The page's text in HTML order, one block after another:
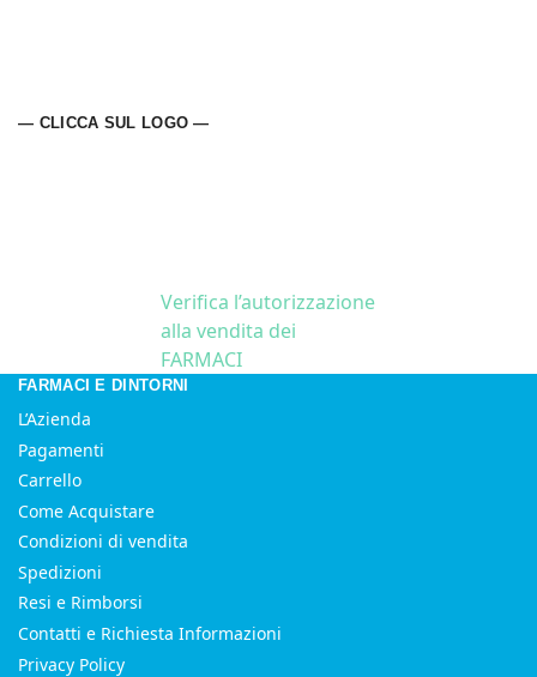
— CLICCA SUL LOGO —
Verifica l’autorizzazione
alla vendita dei
FARMACI
FARMACI E DINTORNI
L’Azienda
Pagamenti
Carrello
Come Acquistare
Condizioni di vendita
Spedizioni
Resi e Rimborsi
Contatti e Richiesta Informazioni
Privacy Policy